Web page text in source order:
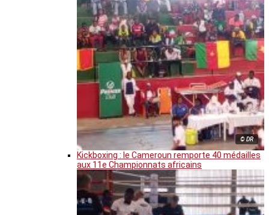
© DR
Kickboxing : le Cameroun remporte 40 médailles
aux 11e Championnats africains